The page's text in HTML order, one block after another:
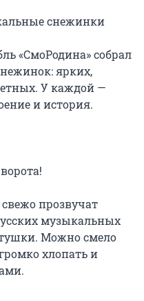
снежинки
«СмоРодина» собрал
ярких,
У каждой —
и история.
прозвучат
музыкальных
Можно смело
хлопать и